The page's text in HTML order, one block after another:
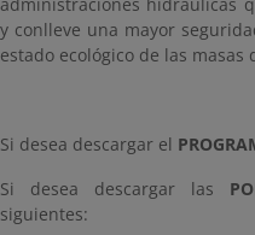
y conlleve una mayor
estado ecológico de las masas
Si desea descargar el
Si desea descargar las
siguientes: